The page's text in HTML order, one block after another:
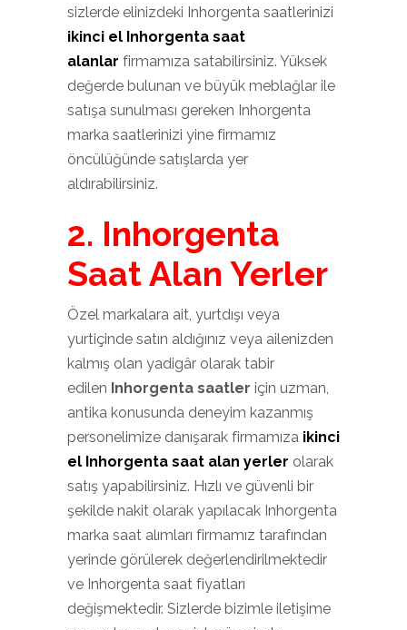
sizlerde elinizdeki Inhorgenta saatlerinizi
ikinci el Inhorgenta saat
alanlar firmamıza satabilirsiniz. Yüksek
değerde bulunan ve büyük meblağlar ile
satışa sunulması gereken Inhorgenta
marka saatlerinizi yine firmamız
öncülüğünde satışlarda yer
aldırabilirsiniz.
2. Inhorgenta
Saat Alan Yerler
Özel markalara ait, yurtdışı veya
yurtiçinde satın aldığınız veya ailenizden
kalmış olan yadigâr olarak tabir
edilen Inhorgenta saatler için uzman,
antika konusunda deneyim kazanmış
personelimize danışarak firmamıza ikinci
el Inhorgenta saat alan yerler olarak
satış yapabilirsiniz. Hızlı ve güvenli bir
şekilde nakit olarak yapılacak Inhorgenta
marka saat alımları firmamız tarafından
yerinde görülerek değerlendirilmektedir
ve Inhorgenta saat fiyatları
değişmektedir. Sizlerde bizimle iletişime